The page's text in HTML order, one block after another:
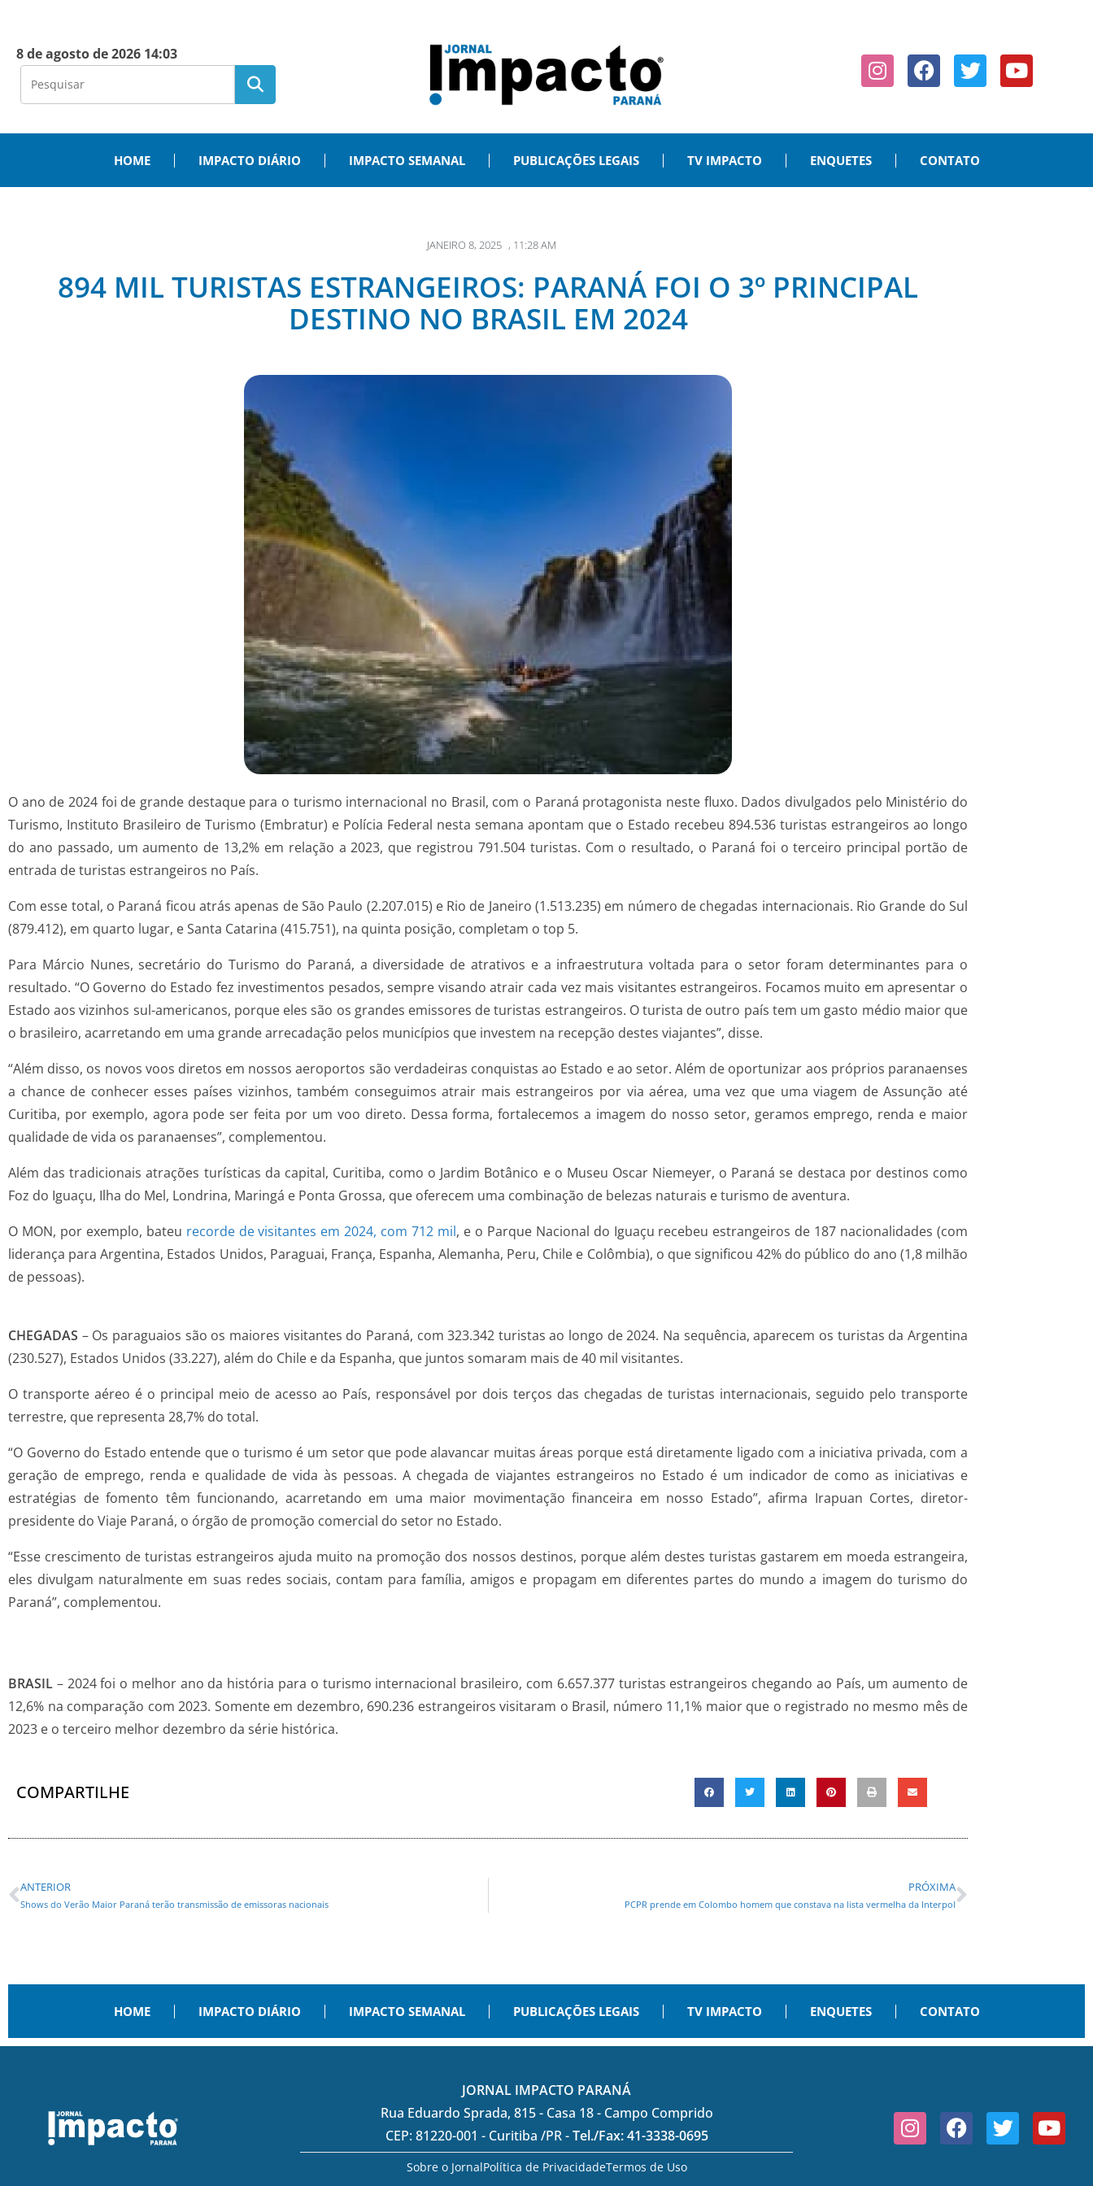
8 de agosto de 2026 14:03
HOME IMPACTO DIÁRIO IMPACTO SEMANAL PUBLICAÇÕES LEGAIS TV IMPACTO ENQUETES CONTATO
JANEIRO 8, 2025 , 11:28 AM
894 MIL TURISTAS ESTRANGEIROS: PARANÁ FOI O 3º PRINCIPAL
DESTINO NO BRASIL EM 2024
O ano de 2024 foi de grande destaque para o turismo internacional no Brasil, com o Paraná protagonista neste fluxo. Dados divulgados pelo Ministério do
Turismo, Instituto Brasileiro de Turismo (Embratur) e Polícia Federal nesta semana apontam que o Estado recebeu 894.536 turistas estrangeiros ao longo
do ano passado, um aumento de 13,2% em relação a 2023, que registrou 791.504 turistas. Com o resultado, o Paraná foi o terceiro principal portão de
entrada de turistas estrangeiros no País.
Com esse total, o Paraná ficou atrás apenas de São Paulo (2.207.015) e Rio de Janeiro (1.513.235) em número de chegadas internacionais. Rio Grande do Sul
(879.412), em quarto lugar, e Santa Catarina (415.751), na quinta posição, completam o top 5.
Para Márcio Nunes, secretário do Turismo do Paraná, a diversidade de atrativos e a infraestrutura voltada para o setor foram determinantes para o
resultado. “O Governo do Estado fez investimentos pesados, sempre visando atrair cada vez mais visitantes estrangeiros. Focamos muito em apresentar o
Estado aos vizinhos sul-americanos, porque eles são os grandes emissores de turistas estrangeiros. O turista de outro país tem um gasto médio maior que
o brasileiro, acarretando em uma grande arrecadação pelos municípios que investem na recepção destes viajantes”, disse.
“Além disso, os novos voos diretos em nossos aeroportos são verdadeiras conquistas ao Estado e ao setor. Além de oportunizar aos próprios paranaenses
a chance de conhecer esses países vizinhos, também conseguimos atrair mais estrangeiros por via aérea, uma vez que uma viagem de Assunção até
Curitiba, por exemplo, agora pode ser feita por um voo direto. Dessa forma, fortalecemos a imagem do nosso setor, geramos emprego, renda e maior
qualidade de vida os paranaenses”, complementou.
Além das tradicionais atrações turísticas da capital, Curitiba, como o Jardim Botânico e o Museu Oscar Niemeyer, o Paraná se destaca por destinos como
Foz do Iguaçu, Ilha do Mel, Londrina, Maringá e Ponta Grossa, que oferecem uma combinação de belezas naturais e turismo de aventura.
O MON, por exemplo, bateu recorde de visitantes em 2024, com 712 mil, e o Parque Nacional do Iguaçu recebeu estrangeiros de 187 nacionalidades (com
liderança para Argentina, Estados Unidos, Paraguai, França, Espanha, Alemanha, Peru, Chile e Colômbia), o que significou 42% do público do ano (1,8 milhão
de pessoas).
CHEGADAS – Os paraguaios são os maiores visitantes do Paraná, com 323.342 turistas ao longo de 2024. Na sequência, aparecem os turistas da Argentina
(230.527), Estados Unidos (33.227), além do Chile e da Espanha, que juntos somaram mais de 40 mil visitantes.
O transporte aéreo é o principal meio de acesso ao País, responsável por dois terços das chegadas de turistas internacionais, seguido pelo transporte
terrestre, que representa 28,7% do total.
“O Governo do Estado entende que o turismo é um setor que pode alavancar muitas áreas porque está diretamente ligado com a iniciativa privada, com a
geração de emprego, renda e qualidade de vida às pessoas. A chegada de viajantes estrangeiros no Estado é um indicador de como as iniciativas e
estratégias de fomento têm funcionando, acarretando em uma maior movimentação financeira em nosso Estado”, afirma Irapuan Cortes, diretor-
presidente do Viaje Paraná, o órgão de promoção comercial do setor no Estado.
“Esse crescimento de turistas estrangeiros ajuda muito na promoção dos nossos destinos, porque além destes turistas gastarem em moeda estrangeira,
eles divulgam naturalmente em suas redes sociais, contam para família, amigos e propagam em diferentes partes do mundo a imagem do turismo do
Paraná”, complementou.
BRASIL – 2024 foi o melhor ano da história para o turismo internacional brasileiro, com 6.657.377 turistas estrangeiros chegando ao País, um aumento de
12,6% na comparação com 2023. Somente em dezembro, 690.236 estrangeiros visitaram o Brasil, número 11,1% maior que o registrado no mesmo mês de
2023 e o terceiro melhor dezembro da série histórica.
COMPARTILHE
ANTERIOR
Shows do Verão Maior Paraná terão transmissão de emissoras nacionais
PRÓXIMA
PCPR prende em Colombo homem que constava na lista vermelha da Interpol
HOME IMPACTO DIÁRIO IMPACTO SEMANAL PUBLICAÇÕES LEGAIS TV IMPACTO ENQUETES CONTATO
JORNAL IMPACTO PARANÁ
Rua Eduardo Sprada, 815 - Casa 18 - Campo Comprido
CEP: 81220-001 - Curitiba /PR -Tel./Fax: 41-3338-0695
Sobre o JornalPolítica de PrivacidadeTermos de Uso